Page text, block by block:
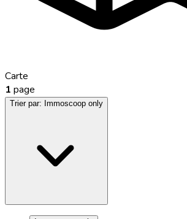
Carte
1 page
Trier par: Immoscoop only